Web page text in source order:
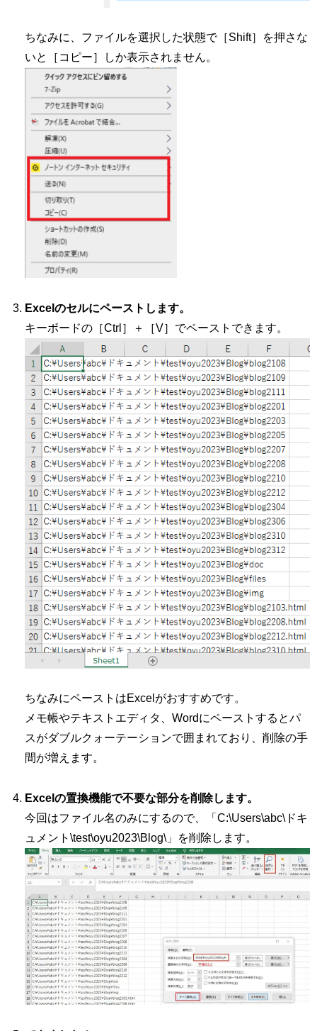
ちなみに、ファイルを選択した状態で［Shift］を押さな
いと［コピー］しか表示されません。
Excelのセルにペーストします。
キーボードの［Ctrl］＋［V］でペーストできます。
ちなみにペーストはExcelがおすすめです。
メモ帳やテキストエディタ、Wordにペーストするとパ
スがダブルクォーテーションで囲まれており、削除の手
間が増えます。
Excelの置換機能で不要な部分を削除します。
今回はファイル名のみにするので、「C:\Users\abc\ドキ
ュメント\test\oyu2023\Blog\」を削除します。